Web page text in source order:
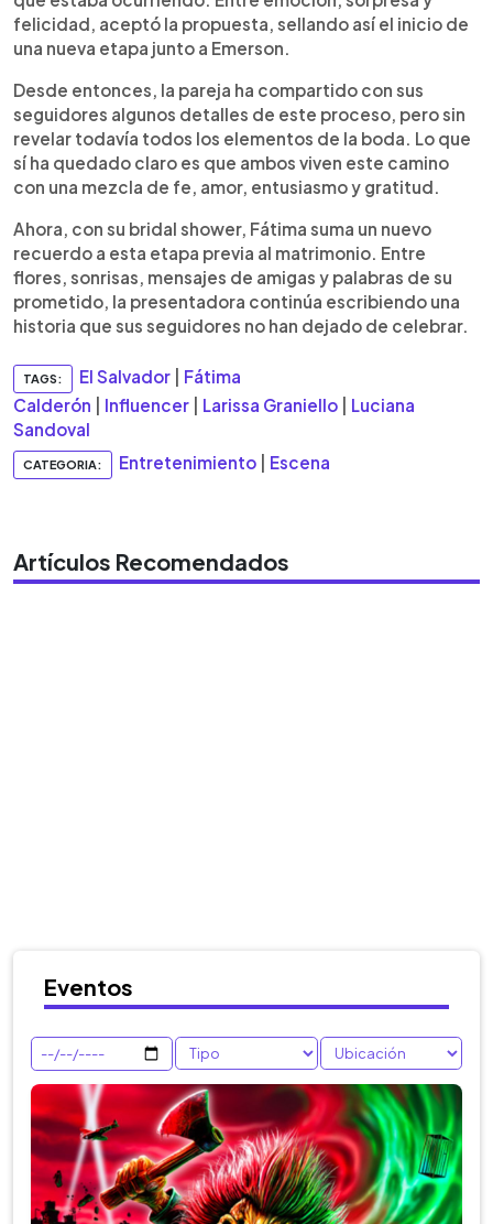
felicidad, aceptó la propuesta, sellando así el inicio de
una nueva etapa junto a Emerson.
Desde entonces, la pareja ha compartido con sus
seguidores algunos detalles de este proceso, pero sin
revelar todavía todos los elementos de la boda. Lo que
sí ha quedado claro es que ambos viven este camino
con una mezcla de fe, amor, entusiasmo y gratitud.
Ahora, con su bridal shower, Fátima suma un nuevo
recuerdo a esta etapa previa al matrimonio. Entre
flores, sonrisas, mensajes de amigas y palabras de su
prometido, la presentadora continúa escribiendo una
historia que sus seguidores no han dejado de celebrar.
TAGS: El Salvador
Fátima
Calderón
Influencer Larissa Graniello
Luciana
Sandoval
CATEGORIA: Entretenimiento Escena
Artículos Recomendados
Eventos